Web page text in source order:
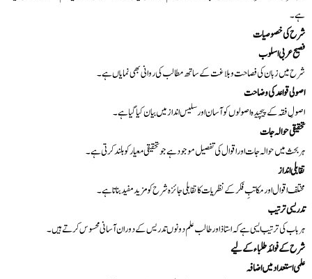
ہے۔
شرح کی خصوصیات
فصیح عربی اسلوب
شرح میں زبان کی فصاحت و بلاغت کے ساتھ مطالب کی روانی بھی نمایاں ہے۔
اصولی قواعد کی وضاحت
اصولِ فقہ کے پیچیدہ اصولوں کو آسان اور سلیس انداز میں بیان کیا گیا ہے۔
تحقیقی حوالہ جات
ہر بحث میں حوالہ جات اور اقوال کی تفصیل موجود ہے جو تحقیقی معیار کو بلند کرتی ہے۔
تقابلی انداز
مختلف اقوال اور مکاتبِ فکر کے نظریات کا تقابلی جائزہ شرح کو مزید مفید بناتا ہے۔
تدریسی ترتیب
ہر باب کی ترتیب ایسی ہے کہ استاذ اور طالب علم دونوں تدریس کے دوران آسانی محسوس کرتے ہیں۔
شرح کے فوائد طلباء کے لیے
علمی استعداد میں اضافہ